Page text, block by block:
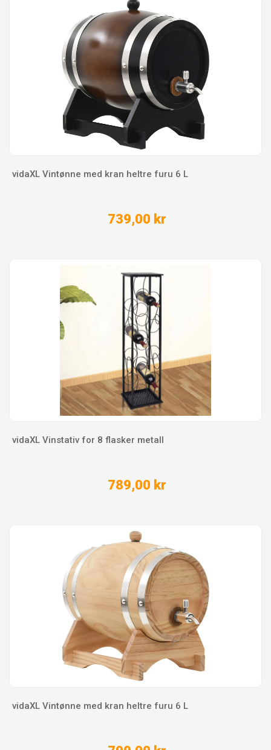
vidaXL Vintønne med kran heltre furu 6 L
739,00 kr
vidaXL Vinstativ for 8 flasker metall
789,00 kr
vidaXL Vintønne med kran heltre furu 6 L